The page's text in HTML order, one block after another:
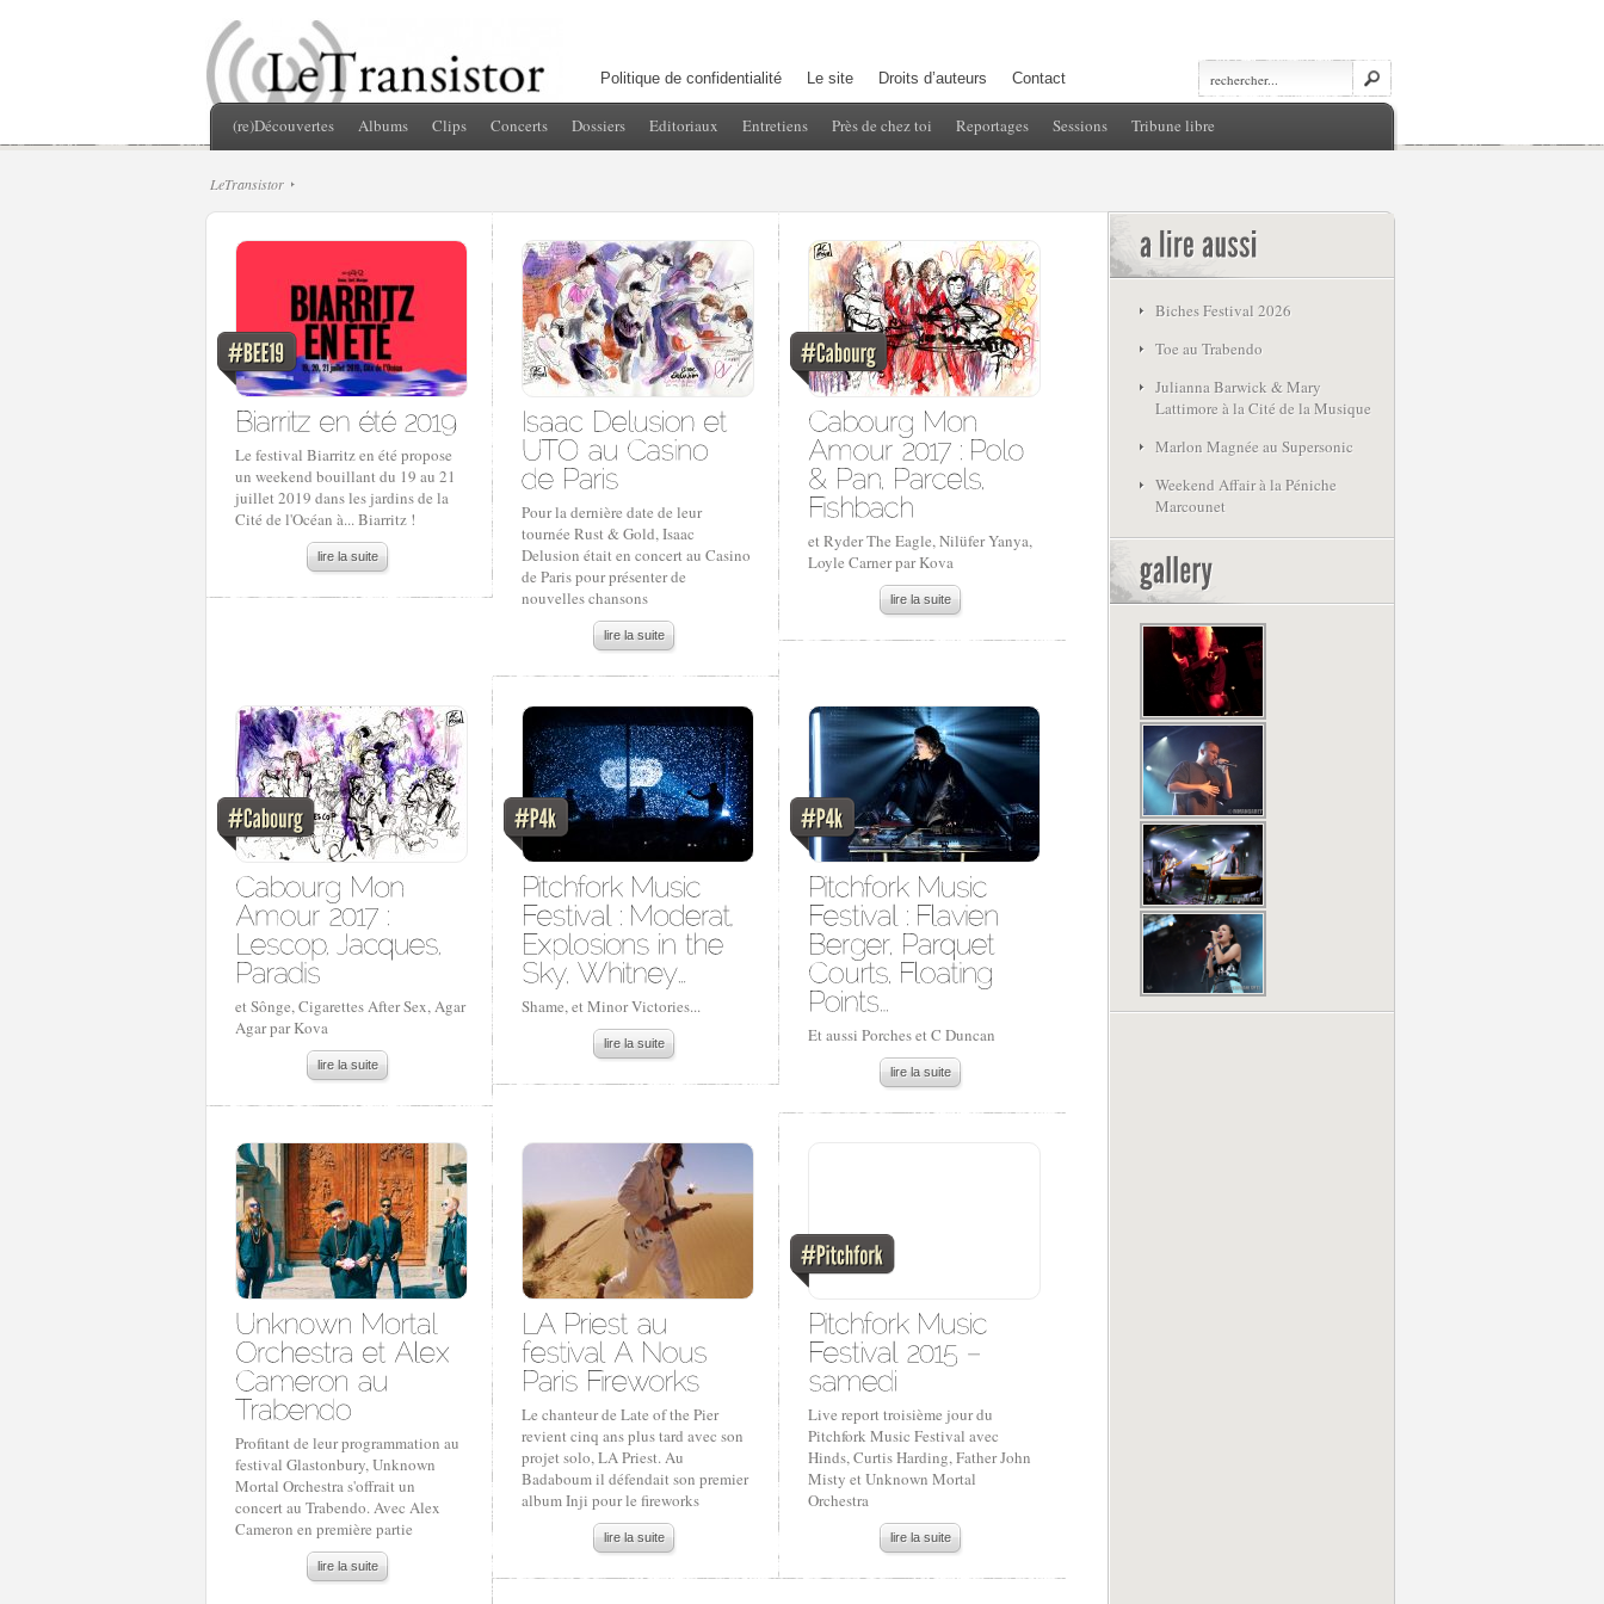
Politique de confidentialité Le site Droits d’auteurs Contact
(re)Découvertes Albums Clips Concerts Dossiers Editoriaux Entretiens Près de chez toi Reportages Sessions Tribune libre
LeTransistor
Le festival Biarritz en été propose
un weekend bouillant du 19 au 21
juillet 2019 dans les jardins de la
Cité de l'Océan à... Biarritz !
lire la suite
Pour la dernière date de leur
tournée Rust & Gold, Isaac
Delusion était en concert au Casino
de Paris pour présenter de
nouvelles chansons
lire la suite
et Ryder The Eagle, Nilüfer Yanya,
Loyle Carner par Kova
lire la suite
et Sônge, Cigarettes After Sex, Agar
Agar par Kova
lire la suite
Shame, et Minor Victories...
lire la suite Et aussi Porches et C Duncan
lire la suite
Profitant de leur programmation au
festival Glastonbury, Unknown
Mortal Orchestra s'offrait un
concert au Trabendo. Avec Alex
Cameron en première partie
lire la suite
Le chanteur de Late of the Pier
revient cinq ans plus tard avec son
projet solo, LA Priest. Au
Badaboum il défendait son premier
album Inji pour le fireworks
lire la suite
Live report troisième jour du
Pitchfork Music Festival avec
Hinds, Curtis Harding, Father John
Misty et Unknown Mortal
Orchestra
lire la suite
Biches Festival 2026
Toe au Trabendo
Julianna Barwick & Mary
Lattimore à la Cité de la Musique
Marlon Magnée au Supersonic
Weekend Affair à la Péniche
Marcounet